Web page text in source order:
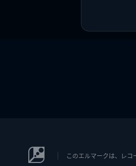
このエルマークは、レ